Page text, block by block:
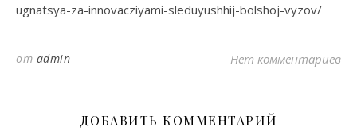
ugnatsya-za-innovacziyami-sleduyushhij-bolshoj-vyzov/
от admin Нет комментариев
ДОБАВИТЬ КОММЕНТАРИЙ